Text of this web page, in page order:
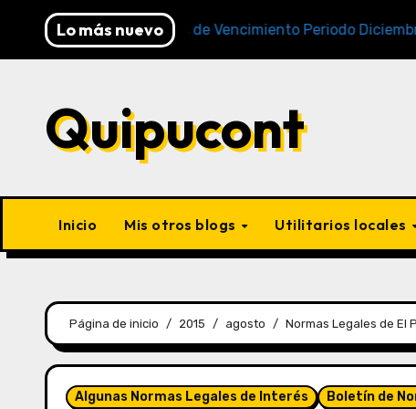
Lo más nuevo
Cronogramas de Vencimiento Periodo Diciembre 2025
Quipucont
Inicio Mis otros blogs Utilitarios locales
Página de inicio 2015 agosto Normas Legales de El
Algunas Normas Legales de Interés Boletín de